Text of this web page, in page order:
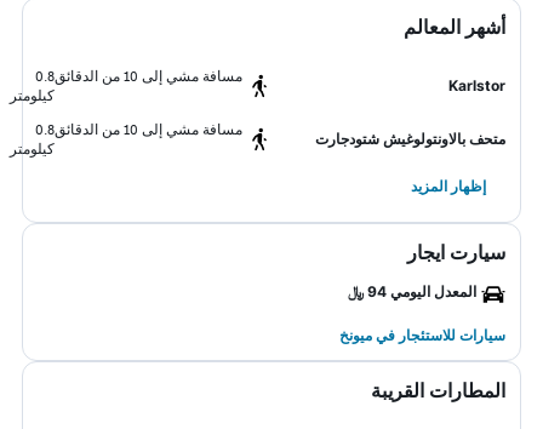
أشهر المعالم
Karlstor
مسافة مشي إلى 10 من الدقائق
0.8
كيلومتر
متحف بالاونتولوغيش شتودجارت
مسافة مشي إلى 10 من الدقائق
0.8
كيلومتر
إظهار المزيد
سيارت ايجار
المعدل اليومي 94 ﷼
سيارات للاستئجار في ميونخ
المطارات القريبة